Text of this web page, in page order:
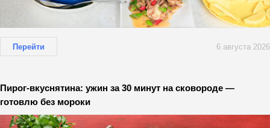
Перейти 6 августа 2026
Пирог-вкуснятина: ужин за 30 минут на сковороде —
готовлю без мороки